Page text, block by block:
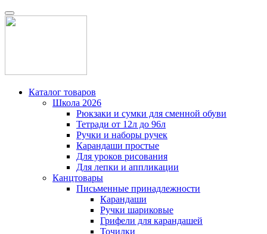
Каталог товаров
Школа 2026
Рюкзаки и сумки для сменной обуви
Тетради от 12л до 96л
Ручки и наборы ручек
Карандаши простые
Для уроков рисования
Для лепки и аппликации
Канцтовары
Письменные принадлежности
Карандаши
Ручки шариковые
Грифели для карандашей
Точилки